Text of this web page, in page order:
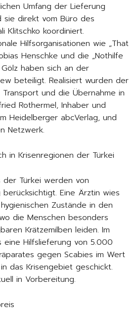
Umfang der Lieferung
direkt vom Büro des
Klitschko koordiniert.
Hilfsorganisationen wie „That
Henschke und die „Nothilfe
haben sich an der
beteiligt. Realisiert wurden der
und die Übernahme in
Rothermel, Inhaber und
Heidelberger abcVerlag, und
Netzwerk.
in Krisenregionen der Türkei
Türkei werden von
Eine Ärztin wies
Zustände in den
die Menschen besonders
Krätzemilben leiden. Im
eine Hilfslieferung von 5.000
gegen Scabies im Wert
das Krisengebiet geschickt.
in Vorbereitung.